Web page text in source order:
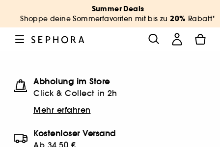
Summer Deals
Shoppe deine Sommerfavoriten mit bis zu20% Rabatt*
Abholung im Store
Click & Collect in 2h
Mehr erfahren
Kostenloser Versand
Ab 34.50 €